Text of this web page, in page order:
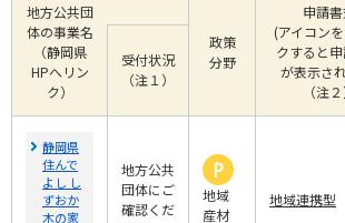
地方公共団
体の事業名
（静岡県
HPへリン
ク）
政策
分野
申請
(アイコン
クすると
が表示さ
（注２
受付状況
（注１）
静岡県
住んで
よし し
ずおか
木の家
地方公共
団体にご
確認くだ
地域
産材
地域連携型